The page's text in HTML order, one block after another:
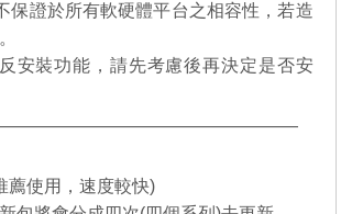
保證於所有軟硬體平台之相容性，若造
安裝功能，請先考慮後再決定是否安
薦使用 ，速度較快)